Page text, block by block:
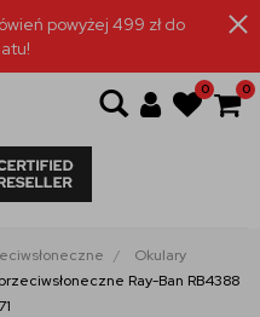
powyżej 499 zł do
0 0
Okulary
Ray-Ban RB4388